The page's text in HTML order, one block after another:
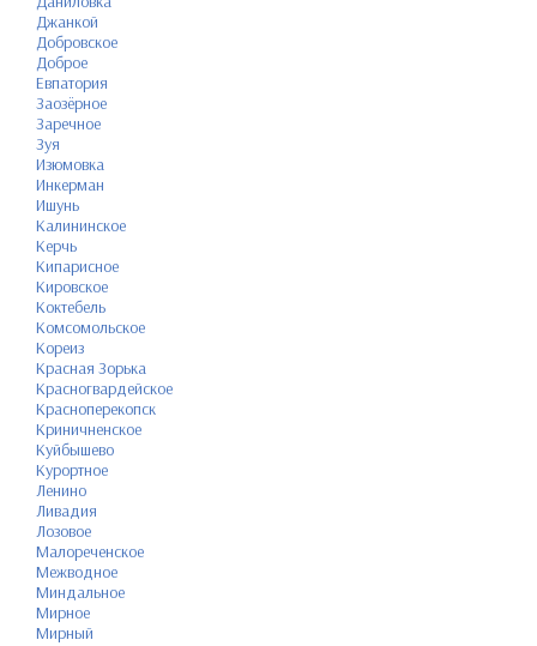
Джанкой
Добровское
Доброе
Евпатория
Заозёрное
Заречное
Зуя
Изюмовка
Инкерман
Ишунь
Калининское
Керчь
Кипарисное
Кировское
Коктебель
Комсомольское
Кореиз
Красная Зорька
Красногвардейское
Красноперекопск
Криничненское
Куйбышево
Курортное
Ленино
Ливадия
Лозовое
Малореченское
Межводное
Миндальное
Мирное
Мирный